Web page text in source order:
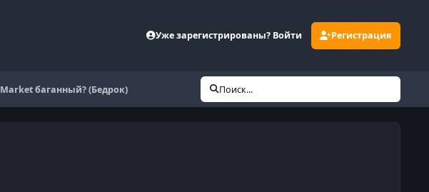
Уже зарегистрированы? Войти Регистрация
Market баганный? (Бедрок) Поиск...